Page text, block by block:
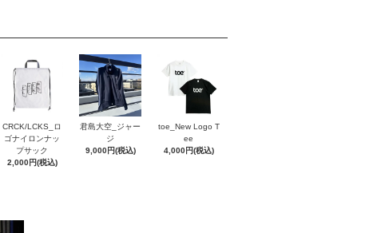
CRCK/LCKS_ロ
ゴナイロンナッ
プサック
2,000円(税込)
君島大空_ジャー
ジ
9,000円(税込)
toe_New Logo T
ee
4,000円(税込)